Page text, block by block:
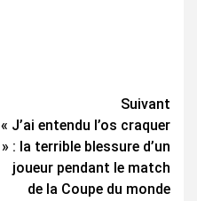
Suivant
« J’ai entendu l’os craquer
» : la terrible blessure d’un
joueur pendant le match
de la Coupe du monde